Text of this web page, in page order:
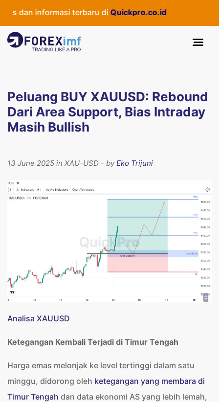
dan informasi terbaru diQuickpro.co.id
Peluang BUY XAUUSD: Rebound
Dari Area Support, Bias Intraday
Masih Bullish
13 June 2025 in XAU-USD - byEko Trijuni
Analisa XAUUSD
Ketegangan Kembali Terjadi di Timur Tengah
Harga emas melonjak ke level tertinggi dalam satu
minggu, didorong oleh ketegangan yang membara di
Timur Tengah dan data ekonomi AS yang lebih lemah,